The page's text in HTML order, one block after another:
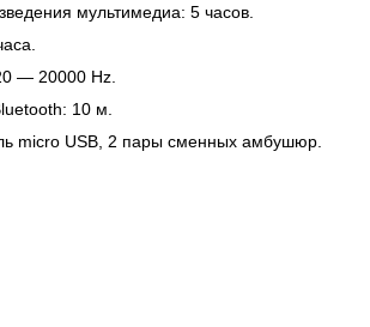
мультимедиа: 5 часов.
— 20000 Hz.
10 м.
micro USB, 2 пары сменных амбушюр.